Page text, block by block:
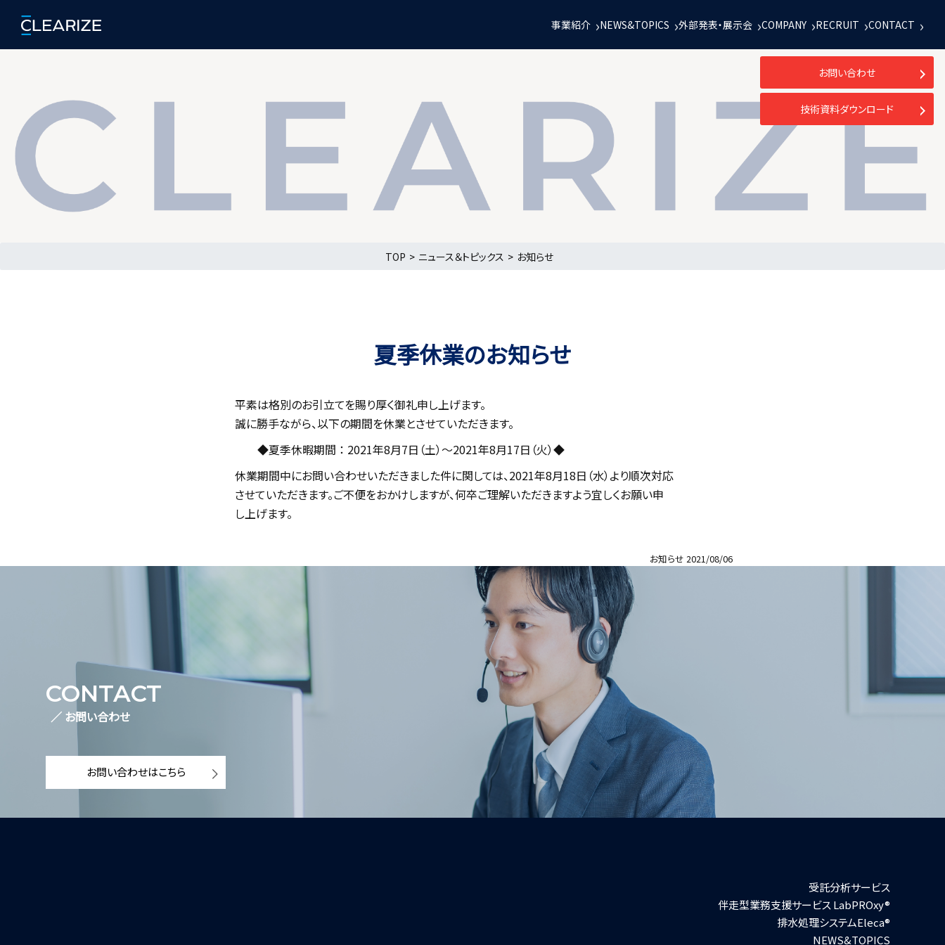
お問い合わせ
技術資料ダウンロード
事業紹介 NEWS&TOPICS 外部発表・展示会 COMPANY RECRUIT CONTACT
TOP ニュース＆トピックス お知らせ
夏季休業のお知らせ
平素は格別のお引立てを賜り厚く御礼申し上げます。
誠に勝手ながら、以下の期間を休業とさせていただきます。
◆夏季休暇期間 ： 2021年8月7日（土）～2021年8月17日（火）◆
休業期間中にお問い合わせいただきました件に関しては、2021年8月18日（水）より順次対応
させていただきます。ご不便をおかけしますが、何卒ご理解いただきますよう宜しくお願い申
し上げます。
お知らせ 2021/08/06
CONTACT
／ お問い合わせ
お問い合わせはこちら
受託分析サービス
伴走型業務支援サービス LabPROxy®
排水処理システムEleca®
NEWS&TOPICS